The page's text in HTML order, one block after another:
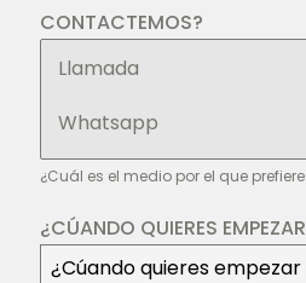
CONTACTEMOS?
Llamada
Whatsapp
¿Cuál es el medio por el que
¿CÚANDO QUIERES
¿Cúando quieres